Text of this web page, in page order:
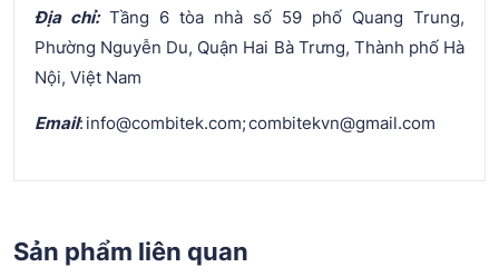
Địa chỉ:Tầng 6 tòa nhà số 59 phố Quang Trung,
Phường Nguyễn Du, Quận Hai Bà Trưng, Thành phố Hà
Nội, Việt Nam
Email: info@combitek.com; combitekvn@gmail.com
Sản phẩm liên quan